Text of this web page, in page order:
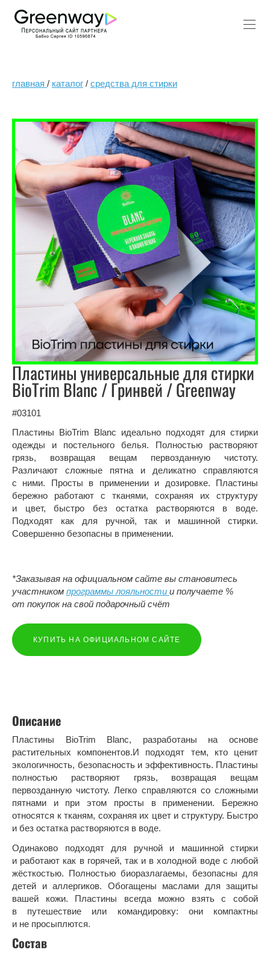
главная / каталог / средства для стирки
Пластины универсальные для стирки
BioTrim Blanc / Гринвей / Greenway
#03101
Пластины BioTrim Blanc идеально подходят для стирки
одежды и постельного белья. Полностью растворяют
грязь, возвращая вещам первозданную чистоту.
Различают сложные пятна и деликатно справляются
с ними. Просты в применении и дозировке. Пластины
бережно работают с тканями, сохраняя их структуру
и цвет, быстро без остатка растворяются в воде.
Подходят как для ручной, так и машинной стирки.
Совершенно безопасны в применении.
*Заказывая на официальном сайте вы становитесь
участником программы лояльности и получаете %
от покупок на свой подарочный счёт
КУПИТЬ НА ОФИЦИАЛЬНОМ САЙТЕ
Описание
Пластины BioTrim Blanc, разработаны на основе
растительных компонентов.И подходят тем, кто ценит
экологичность, безопасность и эффективность. Пластины
полностью растворяют грязь, возвращая вещам
первозданную чистоту. Легко справляются со сложными
пятнами и при этом просты в применении. Бережно
относятся к тканям, сохраняя их цвет и структуру. Быстро
и без остатка растворяются в воде.
Одинаково подходят для ручной и машинной стирки
и работают как в горячей, так и в холодной воде с любой
жёсткостью. Полностью биоразлагаемы, безопасны для
детей и аллергиков. Обогащены маслами для защиты
вашей кожи. Пластины всегда можно взять с собой
в путешествие или командировку: они компактны
и не просыплются.
Состав